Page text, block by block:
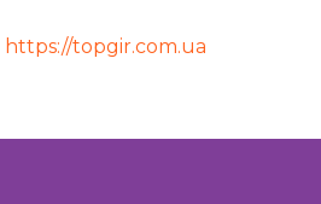
https://topgir.com.ua